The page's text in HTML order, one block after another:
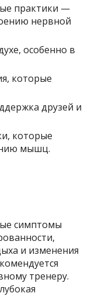
практики —
нервной
особенно в
которые
друзей и
которые
мышц.
симптомы
и изменения
тренеру.